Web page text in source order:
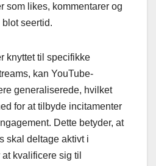
som likes, kommentarer og
seertid.
knyttet til specifikke
kan YouTube-
generaliserede, hvilket
for at tilbyde incitamenter
Dette betyder, at
skal deltage aktivt i
kvalificere sig til